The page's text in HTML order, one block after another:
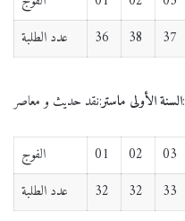
عدد الطلبة
36 38 37
السنة الأولى ماستر:نقد حديث و معاصر:
الفوج 01 02 03
عدد الطلبة
32 32 33